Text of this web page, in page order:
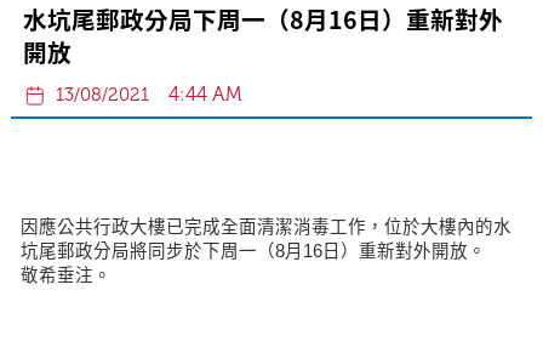
水坑尾郵政分局下周一（8月16日）重新對外
開放
13/08/2021 4:44 AM
因應公共行政大樓已完成全面清潔消毒工作，位於大樓內的水
坑尾郵政分局將同步於下周一（8月16日）重新對外開放。
敬希垂注。